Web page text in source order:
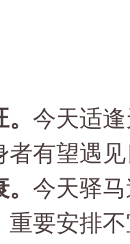
今天适
者有望遇
今天驿
重要安排